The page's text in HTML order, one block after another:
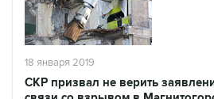
18 января 2019
СКР призвал не верить